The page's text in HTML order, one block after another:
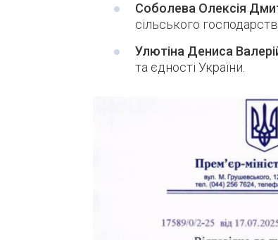
Соболева Олексія
сільського
Улютіна Дениса
та єдності України.